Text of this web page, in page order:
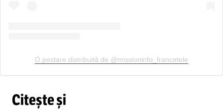
O postare distribuită de @missioninfo_francetele
Citește și